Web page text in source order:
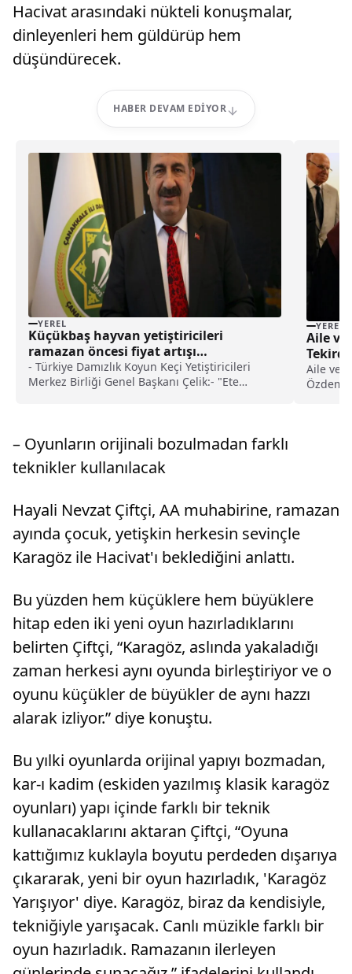
Hacivat arasındaki nükteli konuşmalar,
dinleyenleri hem güldürüp hem
düşündürecek.
HABER DEVAM EDIYOR
YEREL
Küçükbaş hayvan yetiştiricileri
ramazan öncesi fiyat artışı
haberlerinden rahatsız haberi
- Türkiye Damızlık Koyun Keçi Yetiştiricileri
Merkez Birliği Genel Başkanı Çelik:- "Ete
Diyorlar ki 'Üretici malını satamıyor'. Hayır öyle
bir şey yok. Bizim satışını bekleyen binlerce,
milyonlarca hayvanımız hazır, stoklarda
YEREL
Aile ve
etti
Aile ve
– Oyunların orijinali bozulmadan farklı
teknikler kullanılacak
Hayali Nevzat Çiftçi, AA muhabirine, ramazan
ayında çocuk, yetişkin herkesin sevinçle
Karagöz ile Hacivat'ı beklediğini anlattı.
Bu yüzden hem küçüklere hem büyüklere
hitap eden iki yeni oyun hazırladıklarını
belirten Çiftçi, “Karagöz, aslında yakaladığı
zaman herkesi aynı oyunda birleştiriyor ve o
oyunu küçükler de büyükler de aynı hazzı
alarak izliyor.” diye konuştu.
Bu yılki oyunlarda orijinal yapıyı bozmadan,
kar-ı kadim (eskiden yazılmış klasik karagöz
oyunları) yapı içinde farklı bir teknik
kullanacaklarını aktaran Çiftçi, “Oyuna
kattığımız kuklayla boyutu perdeden dışarıya
çıkararak, yeni bir oyun hazırladık, 'Karagöz
Yarışıyor' diye. Karagöz, biraz da kendisiyle,
tekniğiyle yarışacak. Canlı müzikle farklı bir
oyun hazırladık. Ramazanın ilerleyen